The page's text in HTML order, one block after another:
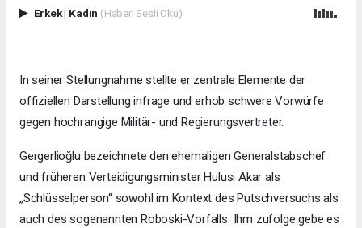
Erkek| Kadın (Haberi Sesli Oku)
In seiner Stellungnahme stellte er zentrale Elemente der
offiziellen Darstellung infrage und erhob schwere Vorwürfe
gegen hochrangige Militär- und Regierungsvertreter.
Gergerlioğlu bezeichnete den ehemaligen Generalstabschef
und früheren Verteidigungsminister Hulusi Akar als
„Schlüsselperson“ sowohl im Kontext des Putschversuchs als
auch des sogenannten Roboski-Vorfalls. Ihm zufolge gebe es